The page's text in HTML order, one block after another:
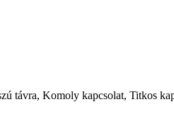
távra, Komoly kapcsolat, Titkos